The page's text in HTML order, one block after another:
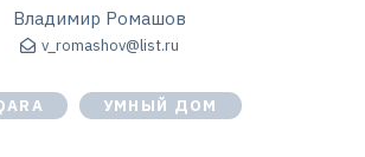
Владимир Ромашов
v_romashov@list.ru
УМНЫЙ ДОМ